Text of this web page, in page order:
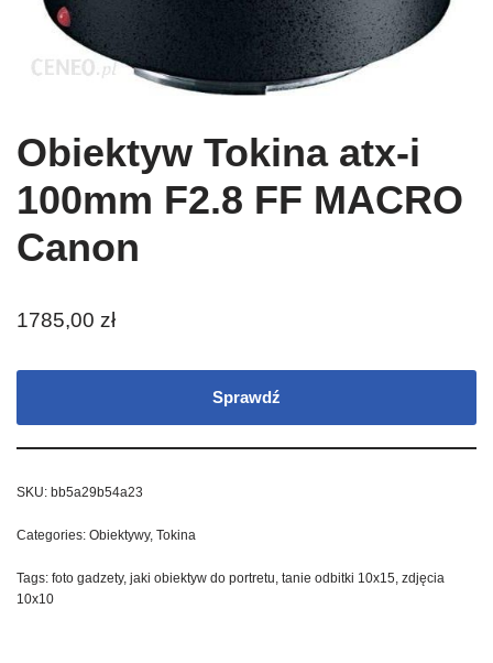
Obiektyw Tokina atx-i
100mm F2.8 FF MACRO
Canon
1785,00 zł
Sprawdź
SKU: bb5a29b54a23
Categories: Obiektywy, Tokina
Tags: foto gadzety, jaki obiektyw do portretu, tanie odbitki 10x15, zdjęcia
10x10